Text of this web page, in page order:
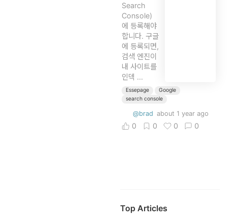
Search
Console)
에 등록해야
합니다. 구글
에 등록되면,
검색 엔진이
내 사이트를
인덱 ...
Essepage
Google
search console
@brad about 1 year ago
0 0 0 0
Top Articles